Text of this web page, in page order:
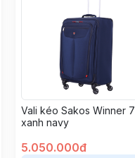
Vali kéo Sakos Winner 7
xanh navy
5.050.000đ